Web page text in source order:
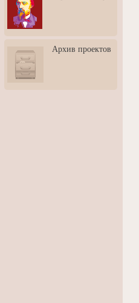
3: Обусловленности
человека и их влияние на
карьеру
скульптором Дмитрием
Тугариновым
АртБульвар в День города
Архив проектов